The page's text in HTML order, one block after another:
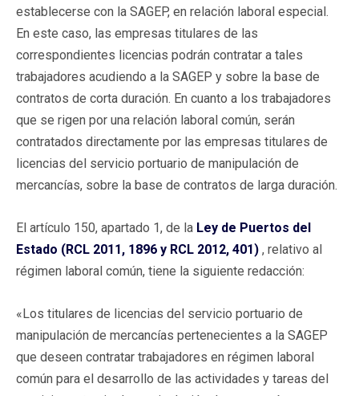
establecerse con la SAGEP, en relación laboral especial.
En este caso, las empresas titulares de las
correspondientes licencias podrán contratar a tales
trabajadores acudiendo a la SAGEP y sobre la base de
contratos de corta duración. En cuanto a los trabajadores
que se rigen por una relación laboral común, serán
contratados directamente por las empresas titulares de
licencias del servicio portuario de manipulación de
mercancías, sobre la base de contratos de larga duración.
El artículo 150, apartado 1, de la Ley de Puertos del
Estado (RCL 2011, 1896 y RCL 2012, 401) , relativo al
régimen laboral común, tiene la siguiente redacción:
«Los titulares de licencias del servicio portuario de
manipulación de mercancías pertenecientes a la SAGEP
que deseen contratar trabajadores en régimen laboral
común para el desarrollo de las actividades y tareas del